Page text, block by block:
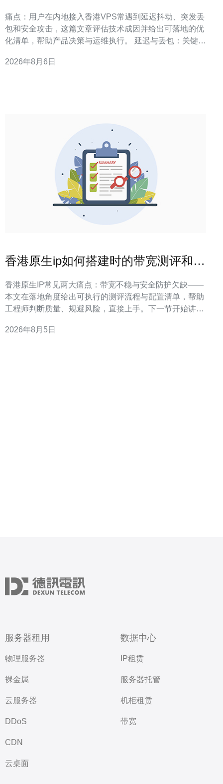
痛点：用户在内地接入香港VPS常遇到延迟抖动、突发丢
包和安全攻击，这篇文章评估技术成因并给出可落地的优
化清单，帮助产品决策与运维执行。 延迟与丢包：关键影
迟通常直接决定用户体验阈值，抖动与丢包会比平均RTT
2026年8月6日
香港原生ip如何搭建时的带宽测评和安
香港原生IP常见两大痛点：带宽不稳与安全防护欠缺——
本文在落地角度给出可执行的测评流程与配置清单，帮助
工程师判断质量、规避风险，直接上手。下一节开始讲带
在于同时评估峰值吞吐、持续带宽与抖动丢包三项指标，
2026年8月5日
服务器租用
物理服务器
裸金属
云服务器
DDoS
CDN
云桌面
数据中心
IP租赁
服务器托管
机柜租赁
带宽